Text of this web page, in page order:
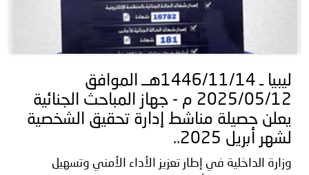
ليبيا ـ 1446/11/14هــ الموافق
2025/05/12 م - جهاز المباحث الجنائية
يعلن حصيلة مناشط إدارة تحقيق الشخصية
لشهر أبريل 2025..
وزارة الداخلية في إطار تعزيز الأداء الأمني وتسهيل